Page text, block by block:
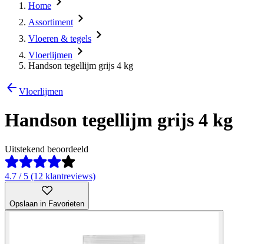
Home
Assortiment
Vloeren & tegels
Vloerlijmen
Handson tegellijm grijs 4 kg
Vloerlijmen
Handson tegellijm grijs 4 kg
Uitstekend beoordeeld
4.7 / 5 (12 klantreviews)
Opslaan in Favorieten